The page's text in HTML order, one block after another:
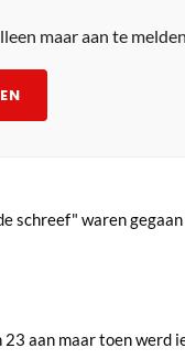
maar aan te
schreef" waren
aan maar toen werd